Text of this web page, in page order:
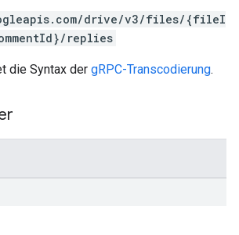
drive/v3/files/{fileI
replies
die Syntax der gRPC-Transcodierung.